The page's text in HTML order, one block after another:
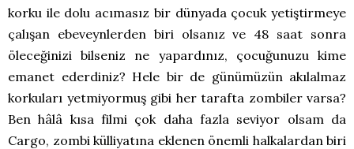
korku ile dolu acımasız bir dünyada çocuk yetiştirmeye
çalışan ebeveynlerden biri olsanız ve 48 saat sonra
öleceğinizi bilseniz ne yapardınız, çocuğunuzu kime
emanet ederdiniz? Hele bir de günümüzün akılalmaz
korkuları yetmiyormuş gibi her tarafta zombiler varsa?
Ben hâlâ kısa filmi çok daha fazla seviyor olsam da
Cargo, zombi külliyatına eklenen önemli halkalardan biri